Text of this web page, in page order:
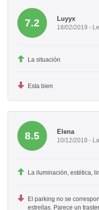
7.2 Luyyx
18/02/2019 -
La situación
Esta bien
8.5 Elena
10/12/2018 -
La iluminación, estética,
El parking no se
estrellas. Parece un